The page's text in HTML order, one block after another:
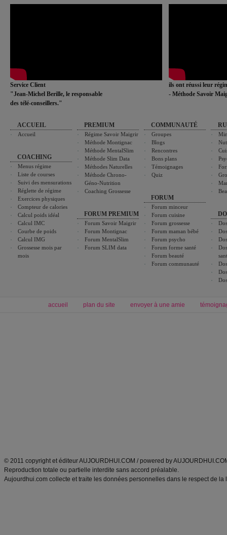
Service Client
"Jean-Michel Berille, le responsable
des télé-conseillers."
ils ont réussi leur
- Méthode Savoir
ACCUEIL
Accueil
COACHING
Menus régime
Liste de courses
Suivi des mensurations
Réglette de régime
Exercices physiques
Compteur de calories
Calcul poids idéal
Calcul IMC
Courbe de poids
Calcul IMG
Grossesse mois par
mois
PREMIUM
Régime Savoir Maigrir
Méthode Montignac
Méthode MentalSlim
Méthode Slim Data
Méthodes Naturelles
Méthode Chrono-
Géno-Nutrition
Coaching Grossesse
FORUM PREMIUM
Forum Savoir Maigrir
Forum Montignac
Forum MentalSlim
Forum SLIM data
COMMUNAUTÉ
Groupes
Blogs
Rencontres
Bons plans
Témoignages
Quiz
FORUM
Forum minceur
Forum cuisine
Forum grossesse
Forum maman bébé
Forum psycho
Forum forme santé
Forum beauté
Forum communauté
accueil plan du site envoyer à une amie
© 2011 copyright et éditeur AUJOURDHUI.COM / powered by
Reproduction totale ou partielle interdite sans accord préalable.
Aujourdhui.com collecte et traite les données personnelles dans le respect de